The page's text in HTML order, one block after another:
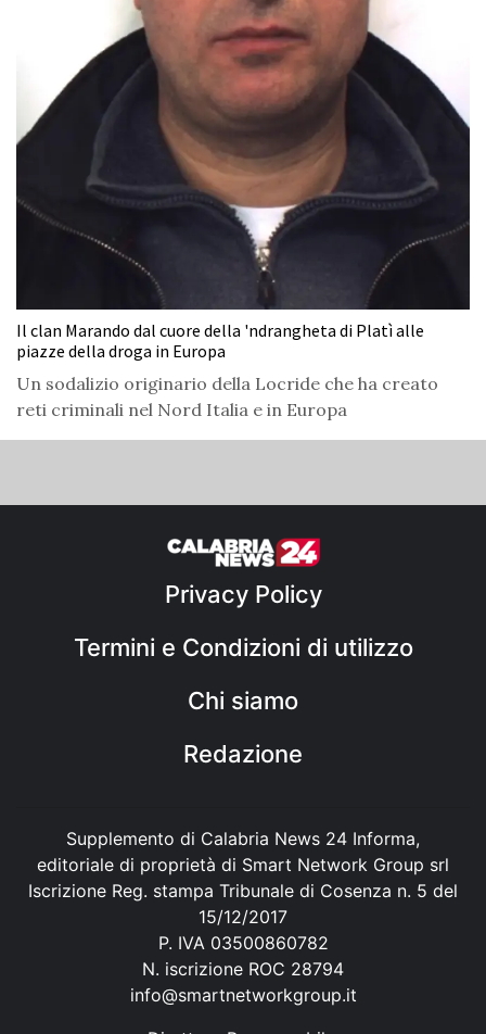
Il clan Marando dal cuore della 'ndrangheta di Platì alle
piazze della droga in Europa
Un sodalizio originario della Locride che ha creato
reti criminali nel Nord Italia e in Europa
Privacy Policy
Termini e Condizioni di utilizzo
Chi siamo
Redazione
Supplemento di Calabria News 24 Informa,
editoriale di proprietà di Smart Network Group srl
Iscrizione Reg. stampa Tribunale di Cosenza n. 5 del
15/12/2017
P. IVA 03500860782
N. iscrizione ROC 28794
info@smartnetworkgroup.it